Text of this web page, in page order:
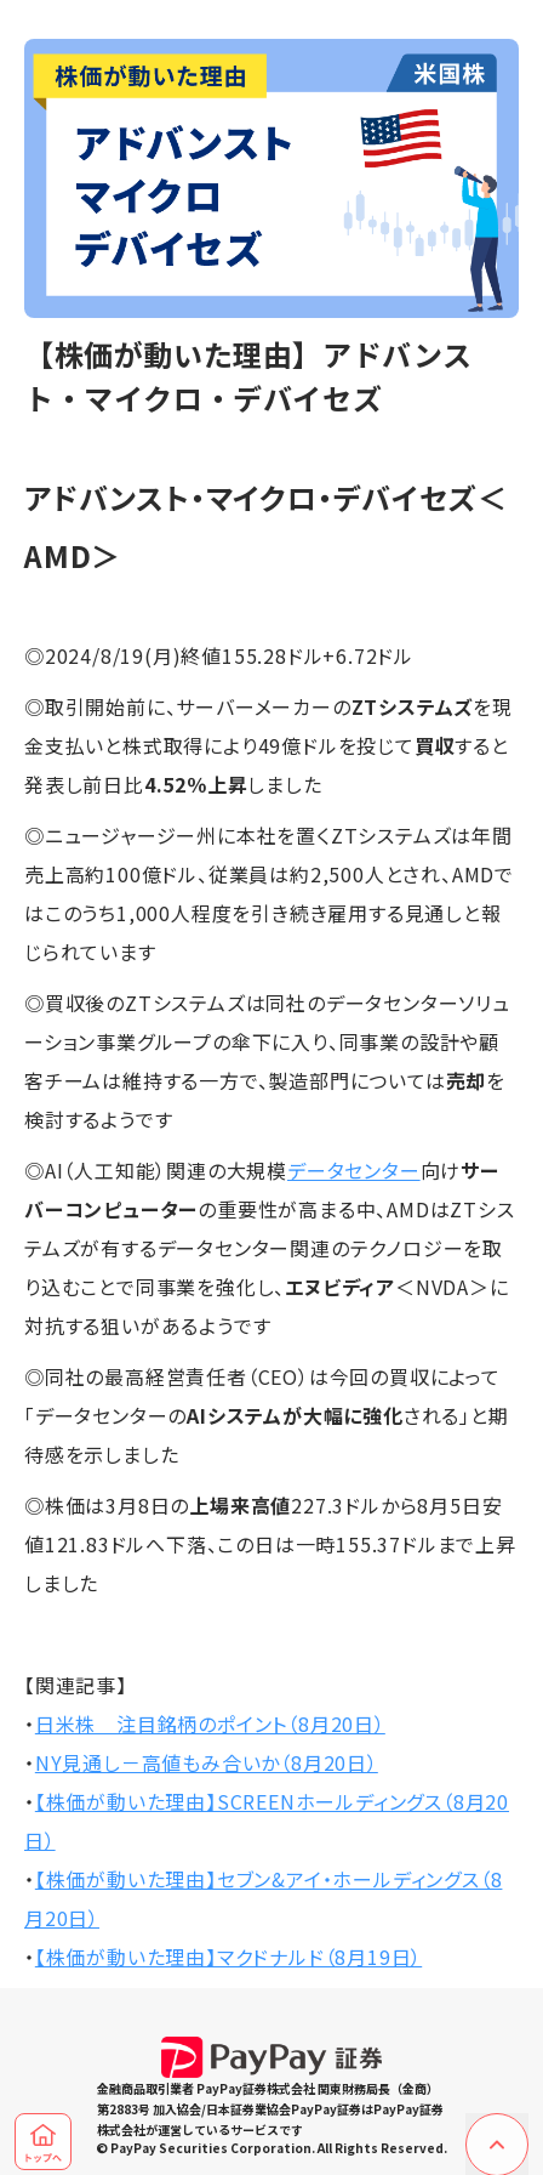
【株価が動いた理由】アドバンス
ト・マイクロ・デバイセズ
アドバンスト・マイクロ・デバイセズ＜
AMD＞
◎2024/8/19(月)終値155.28ドル+6.72ドル
◎取引開始前に、サーバーメーカーのZTシステムズを現
金支払いと株式取得により49億ドルを投じて 買収すると
発表し前日比4.52％上昇しました
◎ニュージャージー州に本社を置くZTシステムズは年間
売上高約100億ドル、従業員は約2,500人とされ、AMDで
はこのうち1,000人程度を引き続き雇用する見通しと報
じられています
◎買収後のZTシステムズは同社のデータセンターソリュ
ーション事業グループの傘下に入り、同事業の設計や顧
客チームは維持する一方で、製造部門については売却を
検討するようです
◎AI（人工知能）関連の大規模データセンター向けサー
バーコンピューターの重要性が高まる中、AMDはZTシス
テムズが有するデータセンター関連のテクノロジーを取
り込むことで同事業を強化し、 エヌビディア＜NVDA＞に
対抗する狙いがあるようです
◎同社の最高経営責任者（CEO）は今回の買収によって
「データセンターのAIシステムが大幅に強化される」と期
待感を示しました
◎株価は3月8日の 上場来高値227.3ドルから8月5日安
値121.83ドルへ下落、この日は一時155.37ドルまで上昇
しました
【関連記事】
・ 日米株 注目銘柄のポイント（8月20日）
・NY見通し－高値もみ合いか（8月20日）
・ 【株価が動いた理由】SCREENホールディングス（8月20
日）
・ 【株価が動いた理由】セブン&アイ・ホールディングス（8
月20日）
・ 【株価が動いた理由】マクドナルド（8月19日）
金融商品取引業者 PayPay証券株式会社 関東財務局長（金商）
第2883号 加入協会/日本証券業協会PayPay証券はPayPay証券
株式会社が運営しているサービスです
© PayPay Securities Corporation. All Rights Reserved.